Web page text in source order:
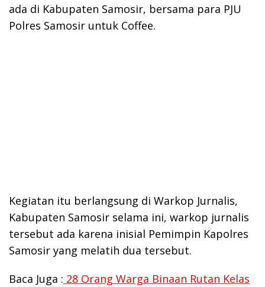
ada di Kabupaten Samosir, bersama para PJU
Polres Samosir untuk Coffee.
Kegiatan itu berlangsung di Warkop Jurnalis,
Kabupaten Samosir selama ini, warkop jurnalis
tersebut ada karena inisial Pemimpin Kapolres
Samosir yang melatih dua tersebut.
Baca Juga : 28 Orang Warga Binaan Rutan Kelas